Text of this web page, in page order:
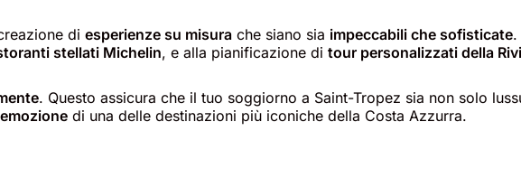
di esperienze su misura che siano sia impeccabili che sofisticate.
stellati Michelin, e alla pianificazione di tour personalizzati della
. Questo assicura che il tuo soggiorno a Saint-Tropez sia non solo
di una delle destinazioni più iconiche della Costa Azzurra.